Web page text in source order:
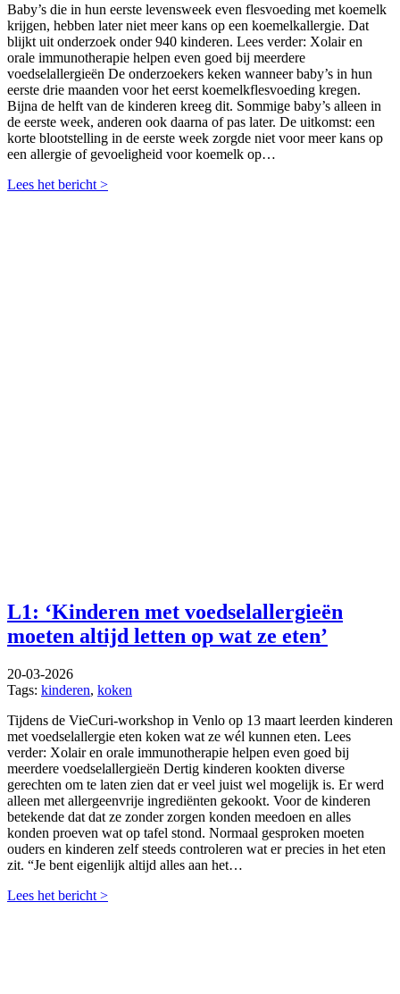
Baby’s die in hun eerste levensweek even flesvoeding met koemelk
krijgen, hebben later niet meer kans op een koemelkallergie. Dat
blijkt uit onderzoek onder 940 kinderen. Lees verder: Xolair en
orale immunotherapie helpen even goed bij meerdere
voedselallergieën De onderzoekers keken wanneer baby’s in hun
eerste drie maanden voor het eerst koemelkflesvoeding kregen.
Bijna de helft van de kinderen kreeg dit. Sommige baby’s alleen in
de eerste week, anderen ook daarna of pas later. De uitkomst: een
korte blootstelling in de eerste week zorgde niet voor meer kans op
een allergie of gevoeligheid voor koemelk op…
Lees het bericht >
L1: ‘Kinderen met voedselallergieën
moeten altijd letten op wat ze eten’
20-03-2026
Tags: kinderen, koken
Tijdens de VieCuri-workshop in Venlo op 13 maart leerden kinderen
met voedselallergie eten koken wat ze wél kunnen eten. Lees
verder: Xolair en orale immunotherapie helpen even goed bij
meerdere voedselallergieën Dertig kinderen kookten diverse
gerechten om te laten zien dat er veel juist wel mogelijk is. Er werd
alleen met allergeenvrije ingrediënten gekookt. Voor de kinderen
betekende dat dat ze zonder zorgen konden meedoen en alles
konden proeven wat op tafel stond. Normaal gesproken moeten
ouders en kinderen zelf steeds controleren wat er precies in het eten
zit. “Je bent eigenlijk altijd alles aan het…
Lees het bericht >